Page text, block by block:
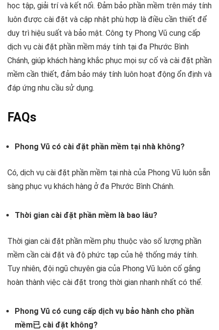
học tập, giải trí và kết nối. Đảm bảo phần mềm trên máy tính
luôn được cài đặt và cập nhật phù hợp là điều cần thiết để
duy trì hiệu suất và bảo mật. Công ty Phong Vũ cung cấp
dịch vụ cài đặt phần mềm máy tính tại đa Phước Bình
Chánh, giúp khách hàng khắc phục mọi sự cố và cài đặt phần
mềm cần thiết, đảm bảo máy tính luôn hoạt động ổn định và
đáp ứng nhu cầu sử dụng.
FAQs
Phong Vũ có cài đặt phần mềm tại nhà không?
Có, dịch vụ cài đặt phần mềm tại nhà của Phong Vũ luôn sẵn
sàng phục vụ khách hàng ở đa Phước Bình Chánh.
Thời gian cài đặt phần mềm là bao lâu?
Thời gian cài đặt phần mềm phụ thuộc vào số lượng phần
mềm cần cài đặt và độ phức tạp của hệ thống máy tính.
Tuy nhiên, đội ngũ chuyên gia của Phong Vũ luôn cố gắng
hoàn thành việc cài đặt trong thời gian nhanh nhất có thể.
Phong Vũ có cung cấp dịch vụ bảo hành cho phần
mềm已 cài đặt không?